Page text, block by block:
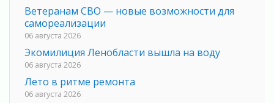
Ветеранам СВО — новые возможности для
самореализации
06 августа 2026
Экомилиция Ленобласти вышла на воду
06 августа 2026
Лето в ритме ремонта
06 августа 2026